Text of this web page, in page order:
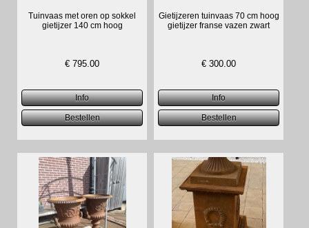
Tuinvaas met oren op sokkel
gietijzer 140 cm hoog
€795.00
Gietijzeren tuinvaas 70 cm hoog
gietijzer franse vazen zwart
€300.00